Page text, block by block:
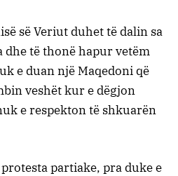
së Veriut duhet të dalin sa
dhe të thonë hapur vetëm
e duan një Maqedoni që
veshët kur e dëgjon
e respekton të shkuarën
partiake, pra duke e